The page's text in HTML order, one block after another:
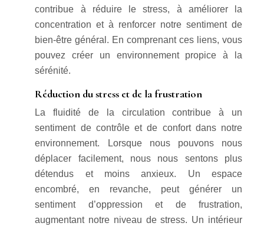
contribue à réduire le stress, à améliorer la
concentration et à renforcer notre sentiment de
bien-être général. En comprenant ces liens, vous
pouvez créer un environnement propice à la
sérénité.
Réduction du stress et de la frustration
La fluidité de la circulation contribue à un
sentiment de contrôle et de confort dans notre
environnement. Lorsque nous pouvons nous
déplacer facilement, nous nous sentons plus
détendus et moins anxieux. Un espace
encombré, en revanche, peut générer un
sentiment d’oppression et de frustration,
augmentant notre niveau de stress. Un intérieur